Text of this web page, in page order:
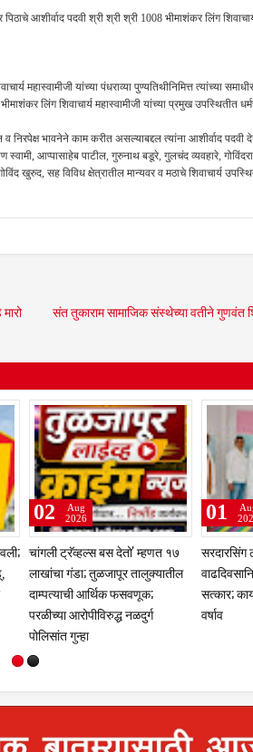
आशीर्वाद पदवी श्री श्री श्री 1008 भीमाशंकर लिंग
महास्वामीजी यांच्या पंधराव्या पुण्यतिथीनिमित्त त्यांच्या
लिंग शिवाचार्य महास्वामीजी यांच्या प्रमुख उपस्थितीत
निरपेक्ष भावनेने काम करीत असल्याबद्दल त्यांना आशीर्वाद
आप्पासाहेब पाटील, गुरुनाथ बडूरे, गुलचंद व्यवहारे,
सह विविध क्षेत्रातील मान्यवर व मठाचे शिवाचार्य
संत तुकाराम सामाजिक संस्थेच्या वतीने गुणवंत
चांगली ट्रॅव्हल्स बस देतो' म्हणत १७
लाखांचा गंडा; तुळजापूर तालुक्यातील
दाम्पत्याची आर्थिक फसवणूक;
परळीच्या आरोपीविरुद्ध नळदुर्ग
पोलिसांत गुन्हा
02
Aug
2026
सरदारसिंग
सत्कार;
वर्षाव
01